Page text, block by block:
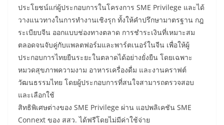
ประโยชน์แก่ผู้ประกอบการในโครงการ SME Privilege และได้
วางแนวทางในการทำงานเชิงรุก ทั้งให้คำปรึกษามาตรฐาน กฎ
ระเบียบจีน ออกแบบช่องทางตลาด การชำระเงินที่เหมาะสม
ตลอดจนจับคู่กับแพลตฟอร์มและพาร์ตเนอร์ในจีน เพื่อให้ผู้
ประกอบการไทยยืนระยะในตลาดได้อย่างยั่งยืน โดยเฉพาะ
หมวดสุขภาพความงาม อาหารเครื่องดื่ม และงานคราฟต์
วัฒนธรรมไทย โดยผู้ประกอบการที่สนใจสามารถตรวจสอบ
และเลือกใช้
สิทธิพิเศษต่างของ SME Privilege ผ่าน แอปพลิเคชัน SME
Connext ของ สสว. ได้ฟรีโดยไม่มีค่าใช้จ่าย